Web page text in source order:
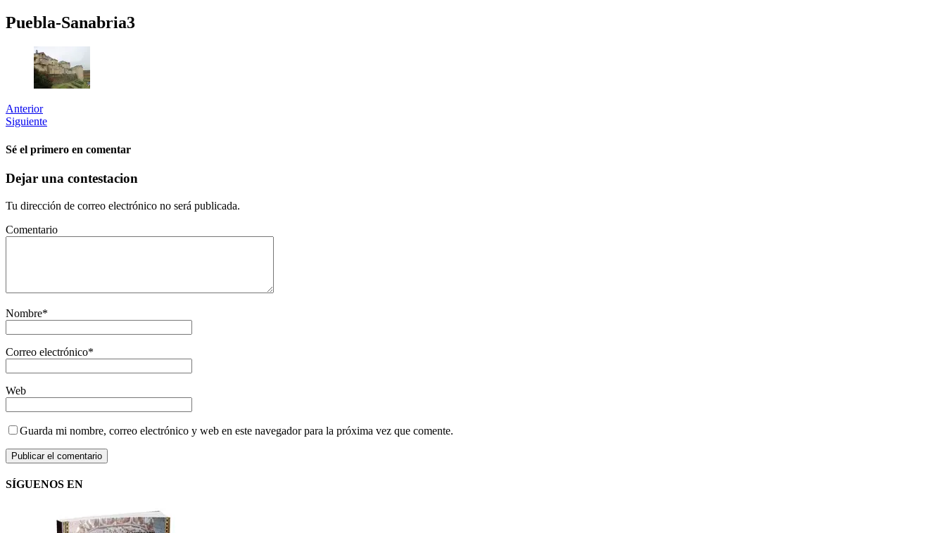
Puebla-Sanabria3
Anterior
Siguiente
Sé el primero en comentar
Dejar una contestacion
Tu dirección de correo electrónico no será publicada.
Comentario
Nombre*
Correo electrónico*
Web
Guarda mi nombre, correo electrónico y web en este navegador para la próxima vez que comente.
SÍGUENOS EN